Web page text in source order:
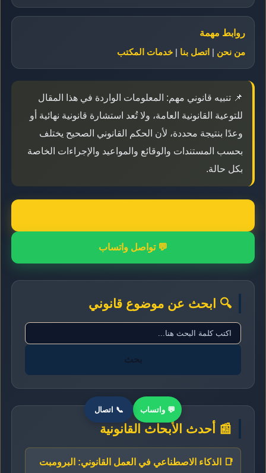
روابط مهمة
من نحن | اتصل بنا | خدمات المكتب
📌 تنبيه قانوني مهم: المعلومات الواردة في هذا المقال
للتوعية القانونية العامة، ولا تُعد استشارة قانونية نهائية أو
وعدًا بنتيجة محددة، لأن الحكم القانوني الصحيح يختلف
بحسب المستندات والوقائع والمواعيد والإجراءات الخاصة
بكل حالة.
💬 تواصل واتساب
🔍 ابحث عن موضوع قانوني
بحث
📰 أحدث الأبحاث القانونية
📑 الذكاء الاصطناعي في العمل القانوني: البرومبت
💬 واتساب 📞 اتصال